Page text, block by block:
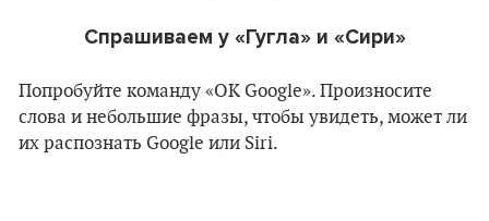
Спрашиваем у «Гугла» и «Сири»
Попробуйте команду «ОK Google». Произносите
слова и небольшие фразы, чтобы увидеть, может ли
их распознать Google или Siri.